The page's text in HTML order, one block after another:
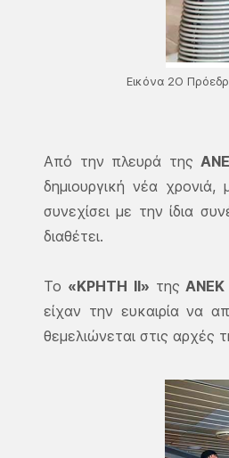
Εικόνα 2Ο
Από την πλευρά της
δημιουργική νέα
συνεχίσει με την ίδια
διαθέτει.
Το «ΚΡΗΤΗ ΙΙ» της ΑΝΕΚ
είχαν την ευκαιρία να
θεμελιώνεται στις αρχές